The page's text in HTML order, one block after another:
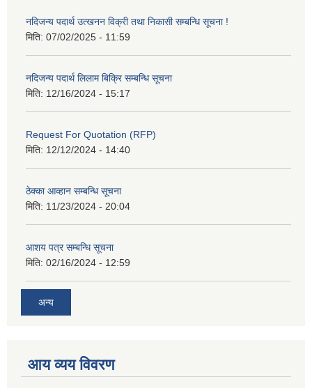
नदिजन्य पदार्थ उत्खनन विक्री तथा निकासी सम्बन्धि सूचना !
मिति: 07/02/2025 - 11:59
नदिजन्य पदार्थ लिलाम बिक्रि सम्बन्धि सूचना
मिति: 12/16/2024 - 15:17
Request For Quotation (RFP)
मिति: 12/12/2024 - 14:40
ठेक्का आव्हान सम्बन्धि सूचना
मिति: 11/23/2024 - 20:04
आशय पत्र सम्बन्धि सूचना
मिति: 02/16/2024 - 12:59
अन्य
आय व्यय विवरण